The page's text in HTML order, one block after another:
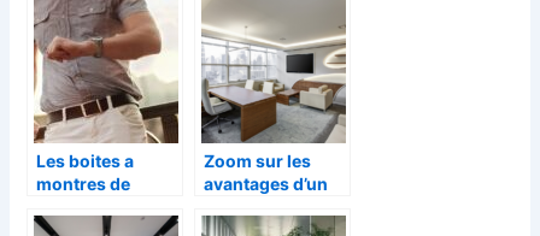
Les boites a
montres de
proteger vos
Zoom sur les
avantages d’un